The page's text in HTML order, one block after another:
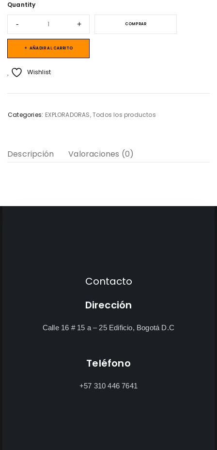
Quantity
AÑADIR AL CARRITO
COMPRAR
Wishlist
Categories: EXPLORADORAS,Todos los productos
Descripción Valoraciones (0)
Contacto
Dirección
Calle 16 # 15 a – 25 Edificio, Bogotá D.C
Teléfono
+57 310 446 7641